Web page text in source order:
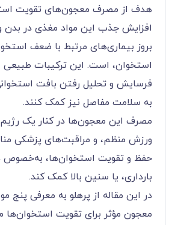
هدف از مصرف معجون‌های تقویت
افزایش جذب این مواد مغذی در بدن
بروز بیماری‌های مرتبط با ضعف
استخوان، است. این ترکیبات طبیعی
فرسایش و تحلیل رفتن بافت
به سلامت مفاصل نیز کمک کنند.
مصرف این معجون‌ها در کنار یک رژیم
ورزش منظم، و مراقبت‌های پزشکی
حفظ و تقویت استخوان‌ها، به‌خصوص
بارداری، یا سنین بالا کمک کند.
در این مقاله از پرهلو به معرفی پنج
معجون مؤثر برای تقویت استخوان‌ها